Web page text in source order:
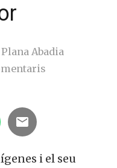
Abadia
i el seu